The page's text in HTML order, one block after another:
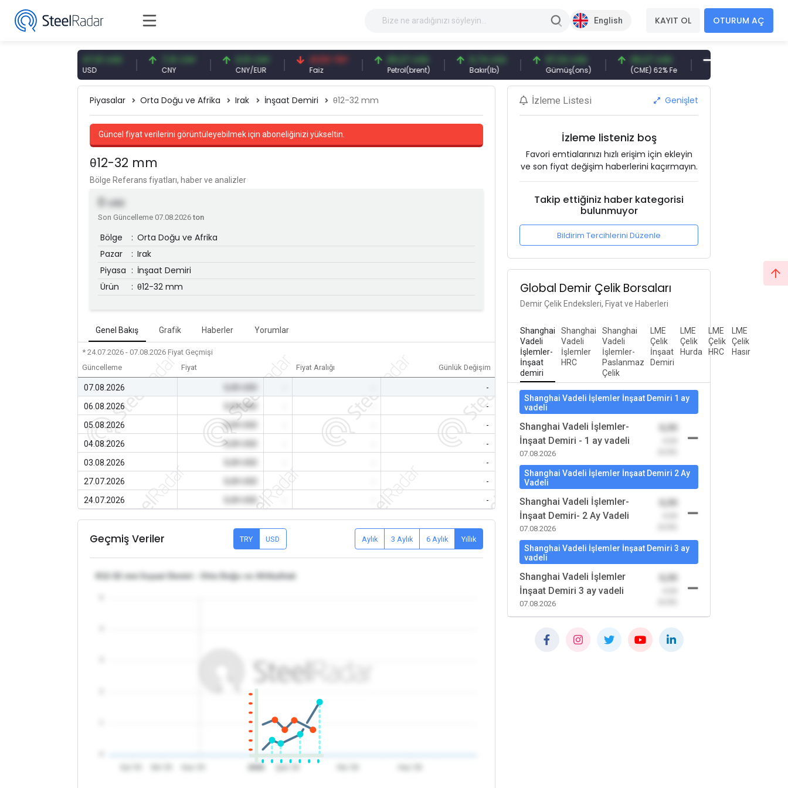
English KAYIT OL OTURUM AÇ
7,10 CNY
CNY
0,13 CNY
CNY/EUR
41,53 TRY
Faiz
83,27 USD
Petrol(brent)
6,74 USD
Bakır(lb)
97,32 USD
Gümüş(ons)
96,27 USD
(CME) 62% Fe
377,25 USD
Gemi Söküm
Piyasalar Orta Doğu ve Afrika Irak İnşaat Demiri θ12-32 mm
Güncel fiyat verilerini görüntüleyebilmek için aboneliğinizi yükseltin.
θ12-32 mm
Bölge Referans fiyatları, haber ve analizler
0 USD
Son Güncelleme 07.08.2026ton
Bölge : Orta Doğu ve Afrika
Pazar
: Irak
Piyasa : İnşaat Demiri
Ürün
: θ12-32 mm
Genel Bakış Grafik Haberler Yorumlar
* 24.07.2026 - 07.08.2026 Fiyat Geçmişi
Güncelleme
Fiyat Fiyat Aralığı Günlük Değişim
07.08.2026
-
06.08.2026
0,00 USD
-
05.08.2026
0,00 USD
-
04.08.2026
0,00 USD
-
03.08.2026
-
27.07.2026
-
-
24.07.2026
-
Geçmiş Veriler TRY USD Aylık 3 Aylık 6 Aylık Yıllık
θ12-32 mm İnşaat Demiri - Orta Doğu ve Afrika/Irak
İzleme Listesi Genişlet
İzleme listeniz boş
Favori emtialarınızı hızlı erişim için ekleyin
ve son fiyat değişim haberlerini kaçırmayın.
Takip ettiğiniz haber kategorisi
bulunmuyor
Bildirim Tercihlerini Düzenle
Global Demir Çelik Borsaları
Demir Çelik Endeksleri, Fiyat ve Haberleri
Shanghai
Vadeli
İşlemler-
İnşaat
demiri
Shanghai
Vadeli
İşlemler
HRC
Shanghai
Vadeli
İşlemler-
Paslanmaz
Çelik
LME
Çelik
İnşaat
Demiri
LME
Çelik
Hurda
LME
Çelik
HRC
LME
Çelik
Hasır
Shanghai Vadeli İşlemler İnşaat Demiri 1 ay
vadeli
Shanghai Vadeli İşlemler-
İnşaat Demiri - 1 ay vadeli
07.08.2026
Shanghai Vadeli İşlemler İnşaat Demiri 2 Ay
Vadeli
Shanghai Vadeli İşlemler-
İnşaat Demiri- 2 Ay Vadeli
07.08.2026
Shanghai Vadeli İşlemler İnşaat Demiri 3 ay
vadeli
Shanghai Vadeli İşlemler
İnşaat Demiri 3 ay vadeli
07.08.2026